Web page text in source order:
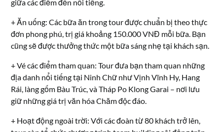
giữa các điểm đến nổi tiếng.
+ Ăn uống: Các bữa ăn trong tour được chuẩn bị theo thực
đơn phong phú, trị giá khoảng 150.000 VNĐ mỗi bữa. Bạn
cũng sẽ được thưởng thức một bữa sáng nhẹ tại khách sạn.
+ Vé các điểm tham quan: Tour đưa bạn tham quan những
địa danh nổi tiếng tại Ninh Chữ như Vịnh Vĩnh Hy, Hang
Rái, làng gốm Bàu Trúc, và Tháp Po Klong Garai – nơi lưu
giữ những giá trị văn hóa Chăm độc đáo.
+ Hoạt động ngoài trời: Với các đoàn từ 80 khách trở lên,